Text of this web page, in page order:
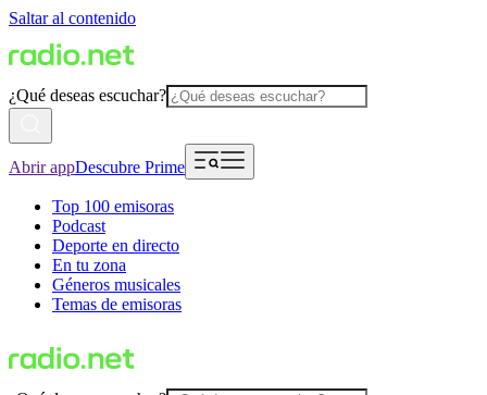
Saltar al contenido
¿Qué deseas escuchar?
Abrir appDescubre Prime
Top 100 emisoras
Podcast
Deporte en directo
En tu zona
Géneros musicales
Temas de emisoras